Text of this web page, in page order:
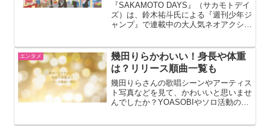
『SAKAMOTO DAYS』（サカモトデイ
ズ）は、鈴木祐斗氏による『週刊少年ジ
ャンプ』で連載中の大人気ネオアクショ
るため、迫りくる刺客たちと戦うソリッ
ドなバトルコメデ...
エンタメ
幾田りらかわいい！身長や体重
は？リリース順曲一覧も
幾田りらさんの歌唱シーンやアーティス
ト写真などを見て、かわいいと思いませ
んでしたか？YOASOBIやソロ活動の活